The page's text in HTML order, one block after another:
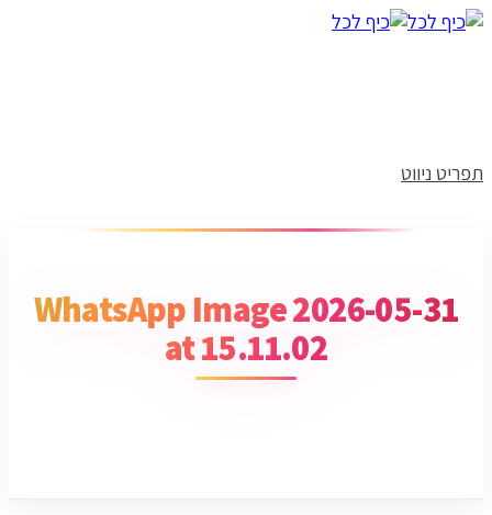
תפריט ניווט
WhatsApp Image 2026-05-31
at 15.11.02